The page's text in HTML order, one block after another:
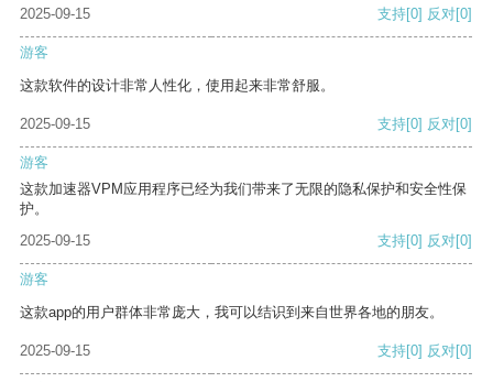
2025-09-15
支持[0] 反对[0]
游客
这款软件的设计非常人性化，使用起来非常舒服。
2025-09-15 支持[0] 反对[0]
游客
这款加速器VPM应用程序已经为我们带来了无限的隐私保护和安全性保
护。
2025-09-15
支持[0] 反对[0]
游客
这款app的用户群体非常庞大，我可以结识到来自世界各地的朋友。
2025-09-15 支持[0] 反对[0]